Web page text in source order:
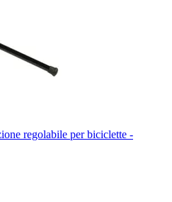
regolabile per biciclette -